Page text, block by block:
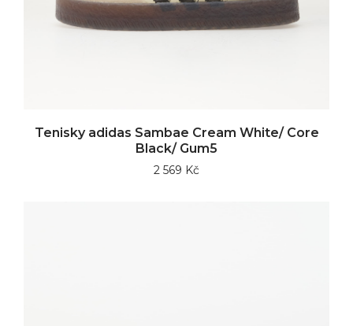
Tenisky adidas Sambae Cream White/ Core
Black/ Gum5
2 569 Kč